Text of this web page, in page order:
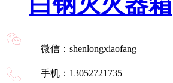
微信：shenlongxiaofang
手机：13052721735